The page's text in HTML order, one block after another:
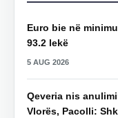
Euro bie në
93.2 lekë
5 AUG 2026
Qeveria nis
Vlorës, Pacolli: